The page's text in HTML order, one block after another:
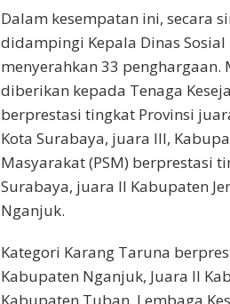
Dalam kesempatan ini, secara
didampingi Kepala Dinas
menyerahkan 33
diberikan kepada Tenaga
berprestasi tingkat Provinsi
Kota Surabaya, juara III,
Masyarakat (PSM) berprestasi
Surabaya, juara II Kabupaten
Nganjuk.
Kategori Karang Taruna
Kabupaten Nganjuk, Juara II